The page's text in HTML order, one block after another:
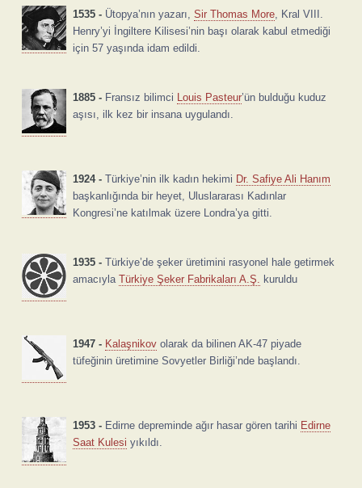
1535 - Ütopya’nın yazarı, Sir Thomas More, Kral VIII.
Henry’yi İngiltere Kilisesi’nin başı olarak kabul etmediği
için 57 yaşında idam edildi.
1885 - Fransız bilimci Louis Pasteur’ün bulduğu kuduz
aşısı, ilk kez bir insana uygulandı.
1924 - Türkiye’nin ilk kadın hekimi Dr. Safiye Ali Hanım
başkanlığında bir heyet, Uluslararası Kadınlar
Kongresi’ne katılmak üzere Londra’ya gitti.
1935 - Türkiye’de şeker üretimini rasyonel hale getirmek
amacıyla Türkiye Şeker Fabrikaları A.Ş. kuruldu
1947 - Kalaşnikovolarak da bilinen AK-47 piyade
tüfeğinin üretimine Sovyetler Birliği’nde başlandı.
1953 - Edirne depreminde ağır hasar gören tarihi Edirne
Saat Kulesi yıkıldı.